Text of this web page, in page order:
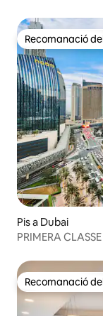
Recomanació
Recomanació
Pis a Dubai
PRIMERA
Recomanació
Recomanació